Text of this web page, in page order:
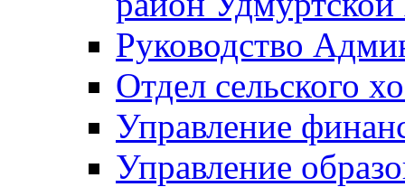
Руководство
Отдел сельского
Управление
Управление